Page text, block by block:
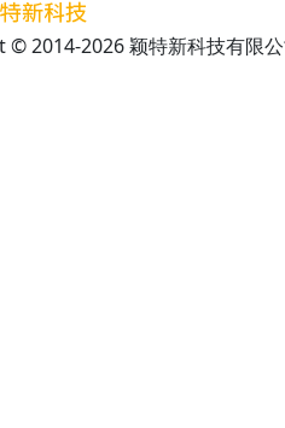
© 2014-2026 颖特新科技有限